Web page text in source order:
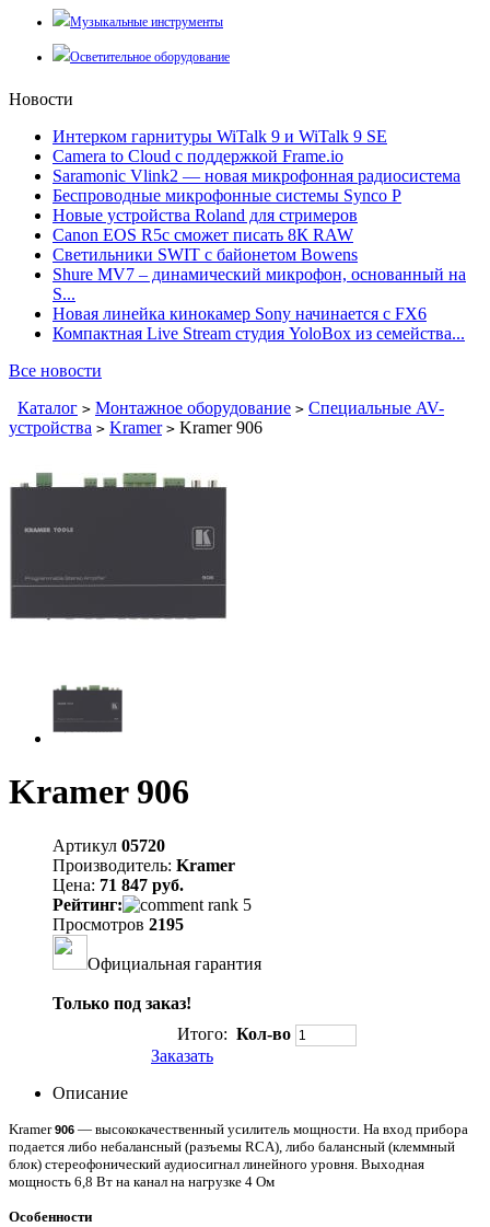
Музыкальные инструменты
Осветительное оборудование
Новости
Интерком гарнитуры WiTalk 9 и WiTalk 9 SE
Camera to Cloud с поддержкой Frame.io
Saramonic Vlink2 — новая микрофонная радиосистема
Беспроводные микрофонные системы Synco P
Новые устройства Roland для стримеров
Canon EOS R5c сможет писать 8К RAW
Светильники SWIT с байонетом Bowens
Shure MV7 – динамический микрофон, основанный на
S...
Новая линейка кинокамер Sony начинается с FX6
Компактная Live Stream студия YoloBox из семейства...
Все новости
Каталог > Монтажное оборудование > Специальные AV-
устройства > Kramer > Kramer 906
Kramer 906
Артикул 05720
Производитель: Kramer
Цена: 71 847 руб.
Рейтинг:
Просмотров 2195
Официальная гарантия
Только под заказ!
Итого: Кол-во
Заказать
Описание
Kramer906 — высококачественный усилитель мощности. На вход прибора
подается либо небалансный (разъемы RCA), либо балансный (клеммный
блок) стереофонический аудиосигнал линейного уровня. Выходная
мощность 6,8 Вт на канал на нагрузке 4 Ом
Особенности